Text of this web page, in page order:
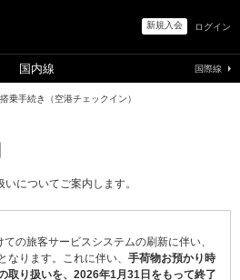
新規入会 ログイン
乗手続き（空港チェックイン）
についてご案内します。
の旅客サービスシステムの刷新に伴い、
なります。これに伴い、 手荷物お預かり時
取り扱いを、2026年1月31日をもって終了
国内線 国際線